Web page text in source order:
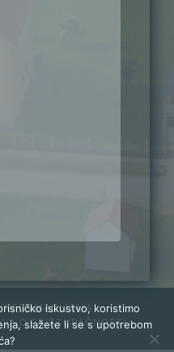
O PRISTUPAČNOSTI
iskustvo, koristimo
slažete li se s upotrebom